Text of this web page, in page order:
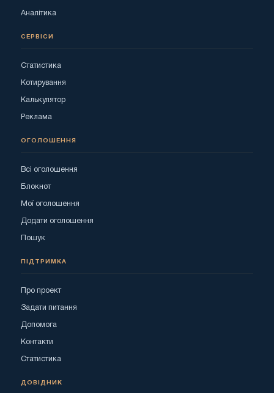
Аналітика
СЕРВІСИ
Статистика
Котирування
Калькулятор
Реклама
ОГОЛОШЕННЯ
Всі оголошення
Блокнот
Мої оголошення
Додати оголошення
Пошук
ПІДТРИМКА
Про проект
Задати питання
Допомога
Контакти
Статистика
ДОВІДНИК